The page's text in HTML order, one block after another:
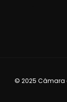
© 2025 Câmara